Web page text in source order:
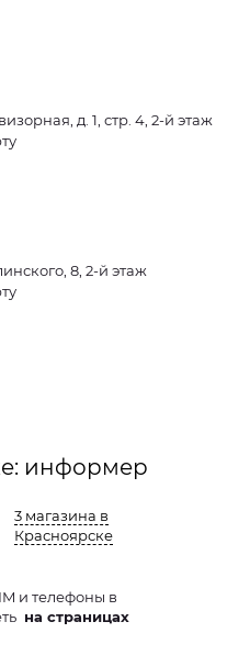
д. 1, стр. 4, 2-й этаж
ул. Белинского, 8, 2-й этаж
информер
3 магазина в
Красноярске
и телефоны в
на страницах